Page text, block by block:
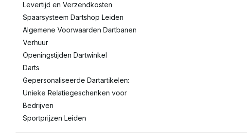
Levertijd en Verzendkosten
Spaarsysteem Dartshop Leiden
Algemene Voorwaarden Dartbanen
Verhuur
Openingstijden Dartwinkel
Darts
Gepersonaliseerde Dartartikelen:
Unieke Relatiegeschenken voor
Bedrijven
Sportprijzen Leiden